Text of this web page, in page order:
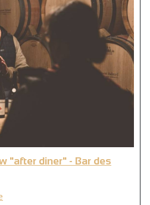
"after diner" - Bar des